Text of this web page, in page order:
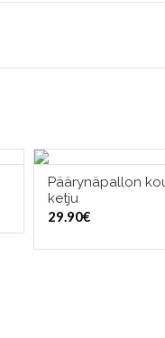
LISÄÄ
Päärynäpallon
ketju
29.90€